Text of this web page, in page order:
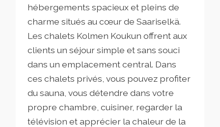
hébergements spacieux et pleins de
charme situés au cœur de Saariselkä.
Les chalets Kolmen Koukun offrent aux
clients un séjour simple et sans souci
dans un emplacement central. Dans
ces chalets privés, vous pouvez profiter
du sauna, vous détendre dans votre
propre chambre, cuisiner, regarder la
télévision et apprécier la chaleur de la